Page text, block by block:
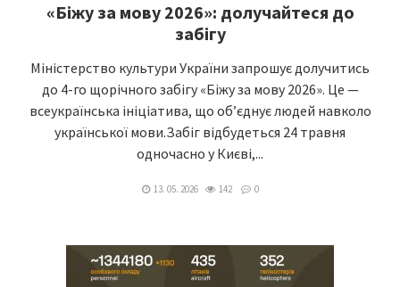
«Біжу за мову 2026»: долучайтеся до
забігу
Міністерство культури України запрошує долучитись
до 4-го щорічного забігу «Біжу за мову 2026». Це —
всеукраїнська ініціатива, що об’єднує людей навколо
української мови.Забіг відбудеться 24 травня
одночасно у Києві,...
13. 05. 2026 142 0